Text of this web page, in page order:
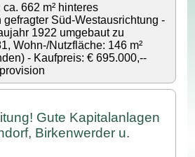
662 m² hinteres
gefragter Süd-Westausrichtung -
1922 umgebaut zu
Wohn-/Nutzfläche: 146 m²
- Kaufpreis: € 695.000,--
Gute Kapitalanlagen
Birkenwerder u.